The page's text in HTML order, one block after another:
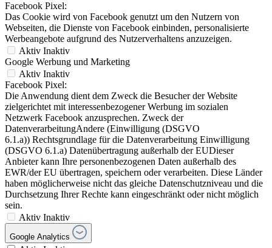
Facebook Pixel:
Das Cookie wird von Facebook genutzt um den Nutzern von
Webseiten, die Dienste von Facebook einbinden, personalisierte
Werbeangebote aufgrund des Nutzerverhaltens anzuzeigen.
Aktiv Inaktiv
Google Werbung und Marketing
Aktiv Inaktiv
Facebook Pixel:
Die Anwendung dient dem Zweck die Besucher der Website
zielgerichtet mit interessenbezogener Werbung im sozialen
Netzwerk Facebook anzusprechen. Zweck der
DatenverarbeitungAndere (Einwilligung (DSGVO
6.1.a)) Rechtsgrundlage für die Datenverarbeitung Einwilligung
(DSGVO 6.1.a) Datenübertragung außerhalb der EUDieser
Anbieter kann Ihre personenbezogenen Daten außerhalb des
EWR/der EU übertragen, speichern oder verarbeiten. Diese Länder
haben möglicherweise nicht das gleiche Datenschutzniveau und die
Durchsetzung Ihrer Rechte kann eingeschränkt oder nicht möglich
sein.
Aktiv Inaktiv
Google Analytics